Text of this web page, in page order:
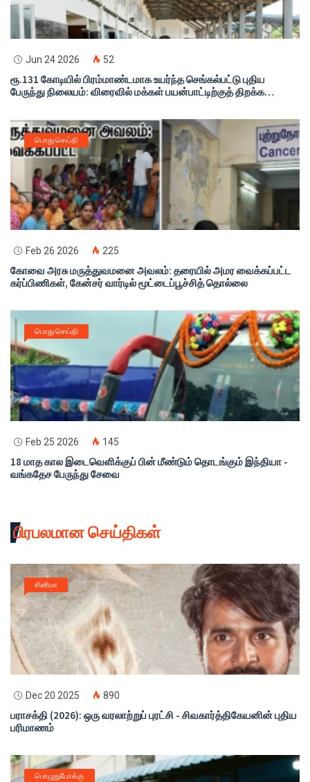
Jun 24 2026 52
ரூ.131 கோடியில் பிரம்மாண்டமாக உயர்ந்த செங்கல்பட்டு புதிய
பேருந்து நிலையம்: விரைவில் மக்கள் பயன்பாட்டிற்குத் திறக்க
பொது செய்தி
Feb 26 2026 225
கோவை அரசு மருத்துவமனை அவலம்: தரையில் அமர வைக்கப்பட்ட
கர்ப்பிணிகள், கேன்சர் வார்டில் மூட்டைப்பூச்சித் தொல்லை
பொது செய்தி
Feb 25 2026 145
18 மாத கால இடைவெளிக்குப் பின் மீண்டும் தொடங்கும் இந்தியா -
வங்கதேச பேருந்து சேவை
பிரபலமான செய்திகள்
சினிமா
Dec 20 2025 890
பராசக்தி (2026): ஒரு வரலாற்றுப் புரட்சி - சிவகார்த்திகேயனின் புதிய
பரிமாணம்
பொழுதுபோக்கு